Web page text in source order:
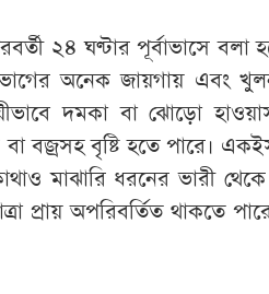
২৪ ঘণ্টার পূর্বাভাসে বলা
অনেক জায়গায় এবং
দমকা বা ঝোড়ো
বা বজ্রসহ বৃষ্টি হতে পারে।
মাঝারি ধরনের ভারী থেকে
প্রায় অপরিবর্তিত থাকতে